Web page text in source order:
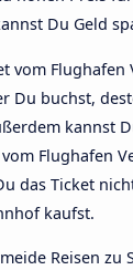
Du Geld
vom
Du buchst,
kannst
Flughafen
das Ticket
kaufst.
Reisen zu